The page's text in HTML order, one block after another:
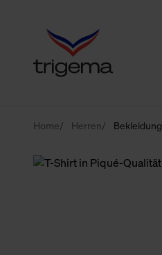
Home Herren Bekleidung